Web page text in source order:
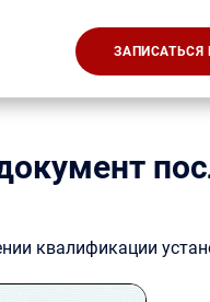
ЗАПИСАТЬСЯ
квалификации